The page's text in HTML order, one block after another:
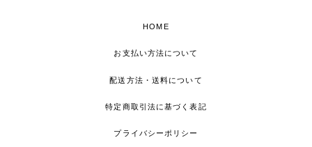
HOME
お支払い方法について
配送方法・送料について
特定商取引法に基づく表記
プライバシーポリシー